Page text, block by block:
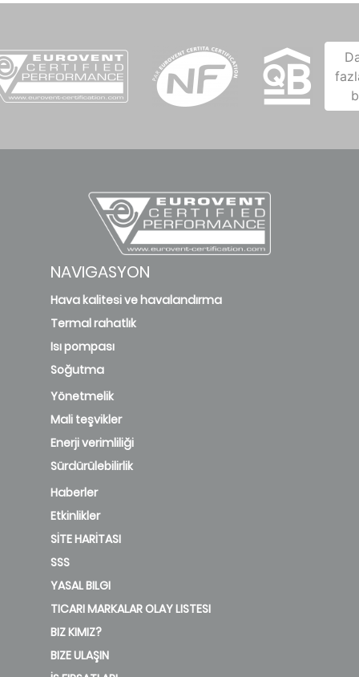
NAVIGASYON
Hava kalitesi ve havalandırma
Termal rahatlık
Isı pompası
Soğutma
Yönetmelik
Mali teşvikler
Enerji verimliliği
Sürdürülebilirlik
Haberler
Etkinlikler
SİTE HARİTASI
SSS
YASAL BILGI
TICARI MARKALAR OLAY LISTESI
BIZ KIMIZ?
BIZE ULAŞIN